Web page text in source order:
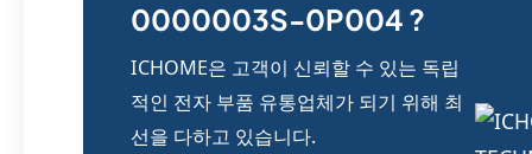
0000003S-0P004 ?
ICHOME은 고객이 신뢰할 수 있는 독립
적인 전자 부품 유통업체가 되기 위해 최
선을 다하고 있습니다.